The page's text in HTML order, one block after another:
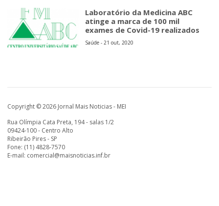
Laboratório da Medicina ABC
atinge a marca de 100 mil
exames de Covid-19 realizados
Saúde - 21 out, 2020
Copyright © 2026 Jornal Mais Noticias - MEI
Rua Olímpia Cata Preta, 194 - salas 1/2
09424-100 - Centro Alto
Ribeirão Pires - SP
Fone: (11) 4828-7570
E-mail: comercial@maisnoticias.inf.br